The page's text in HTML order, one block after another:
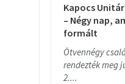
Kapocs
– Négy nap,
formált
Ötvennégy
rendezték meg
2....